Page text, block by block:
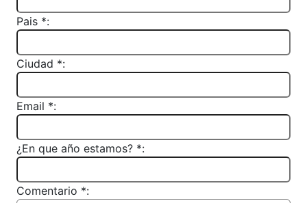
Pais *:
Ciudad *:
Email *:
¿En que año estamos? *:
Comentario *: